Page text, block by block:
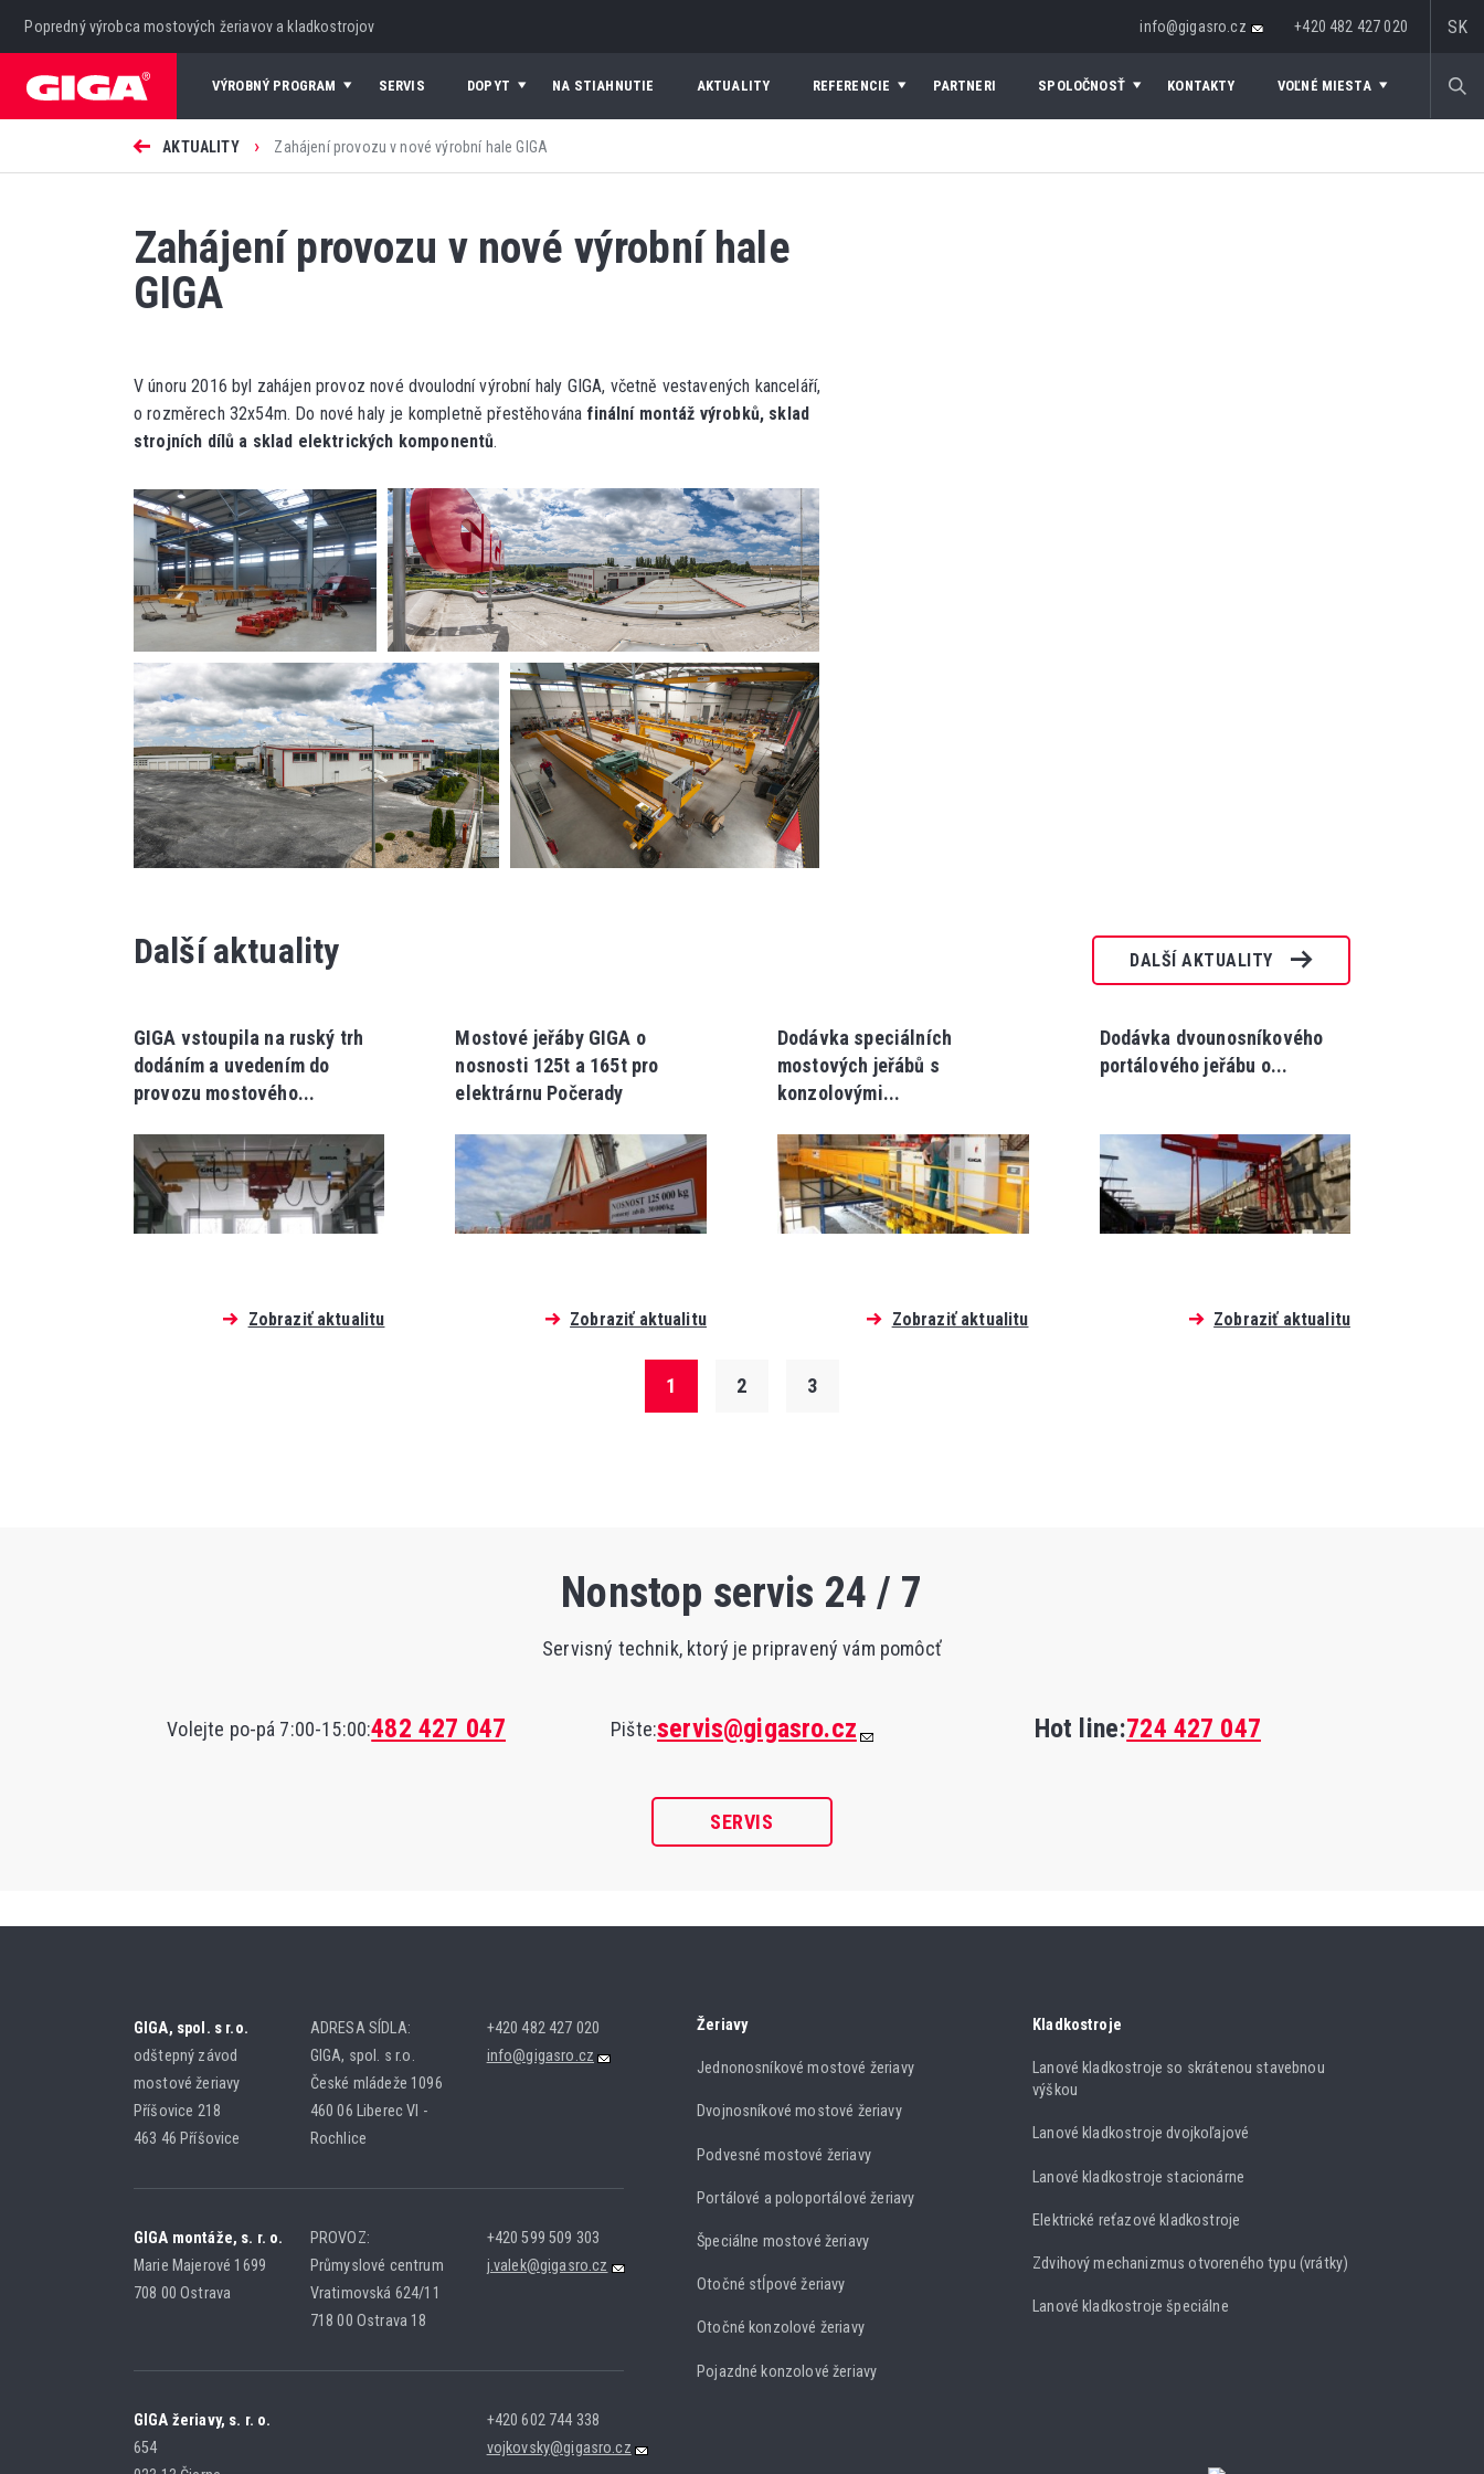
Popredný výrobca mostových žeriavov a kladkostrojov info@gigasro.cz +420 482 427 020 SK
VÝROBNÝ PROGRAM SERVIS DOPYT NA STIAHNUTIE AKTUALITY REFERENCIE PARTNERI SPOLOČNOSŤ KONTAKTY VOĽNÉ MIESTA
AKTUALITY › Zahájení provozu v nové výrobní hale GIGA
Zahájení provozu v nové výrobní hale
GIGA
V únoru 2016 byl zahájen provoz nové dvoulodní výrobní haly GIGA, včetně vestavených kanceláří,
o rozměrech 32x54m. Do nové haly je kompletně přestěhována finální montáž výrobků, sklad
strojních dílů a sklad elektrických komponentů.
Další aktuality DALŠÍ AKTUALITY
GIGA vstoupila na ruský trh
dodáním a uvedením do
provozu mostového...
Zobraziť aktualitu
Mostové jeřáby GIGA o
nosnosti 125t a 165t pro
elektrárnu Počerady
Zobraziť aktualitu
Dodávka speciálních
mostových jeřábů s
konzolovými...
Zobraziť aktualitu
Dodávka dvounosníkového
portálového jeřábu o...
Zobraziť aktualitu
1 2 3
Nonstop servis 24 / 7
Servisný technik, ktorý je pripravený vám pomôcť
Volejte po-pá 7:00-15:00:482 427 047 Pište:servis@gigasro.cz Hot line:724 427 047
SERVIS
GIGA, spol. s r.o.
odštepný závod
mostové žeriavy
Příšovice 218
463 46 Příšovice
ADRESA SÍDLA:
GIGA, spol. s r.o.
České mládeže 1096
460 06 Liberec VI -
Rochlice
+420 482 427 020
info@gigasro.cz
GIGA montáže, s. r. o.
Marie Majerové 1699
708 00 Ostrava
PROVOZ:
Průmyslové centrum
Vratimovská 624/11
718 00 Ostrava 18
+420 599 509 303
j.valek@gigasro.cz
GIGA žeriavy, s. r. o.
654
+420 602 744 338
vojkovsky@gigasro.cz
Žeriavy
Jednonosníkové mostové žeriavy
Dvojnosníkové mostové žeriavy
Podvesné mostové žeriavy
Portálové a poloportálové žeriavy
Špeciálne mostové žeriavy
Otočné stĺpové žeriavy
Otočné konzolové žeriavy
Pojazdné konzolové žeriavy
Kladkostroje
Lanové kladkostroje so skrátenou stavebnou
výškou
Lanové kladkostroje dvojkoľajové
Lanové kladkostroje stacionárne
Elektrické reťazové kladkostroje
Zdvihový mechanizmus otvoreného typu (vrátky)
Lanové kladkostroje špeciálne